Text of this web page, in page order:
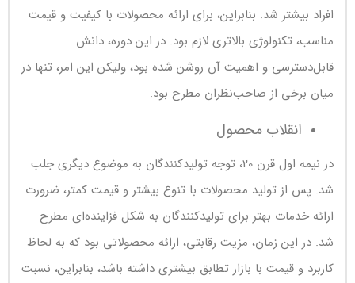
افراد بیشتر شد. بنابراین، برای ارائه محصولات با کیفیت و قیمت
مناسب، تکنولوژی بالاتری لازم بود. در این دوره، دانش
قابل‌دسترسی و اهمیت آن روشن شده بود، ولیکن این امر، تنها در
میان برخی از صاحب‌نظران مطرح بود.
انقلاب محصول
در نیمه اول قرن 20، توجه تولیدکنندگان به موضوع دیگری جلب
شد. پس از تولید محصولات با تنوع بیشتر و قیمت کمتر، ضرورت
ارائه خدمات بهتر برای تولیدکنندگان به شکل فزاینده‌ای مطرح
شد. در این زمان، مزیت رقابتی، ارائه محصولاتی بود که به لحاظ
کاربرد و قیمت با بازار تطابق بیشتری داشته باشد، بنابراین، نسبت